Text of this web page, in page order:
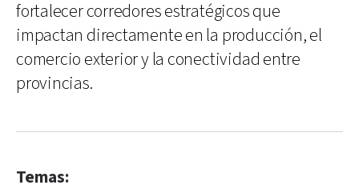
fortalecer corredores estratégicos que
impactan directamente en la producción, el
comercio exterior y la conectividad entre
provincias.
Temas: